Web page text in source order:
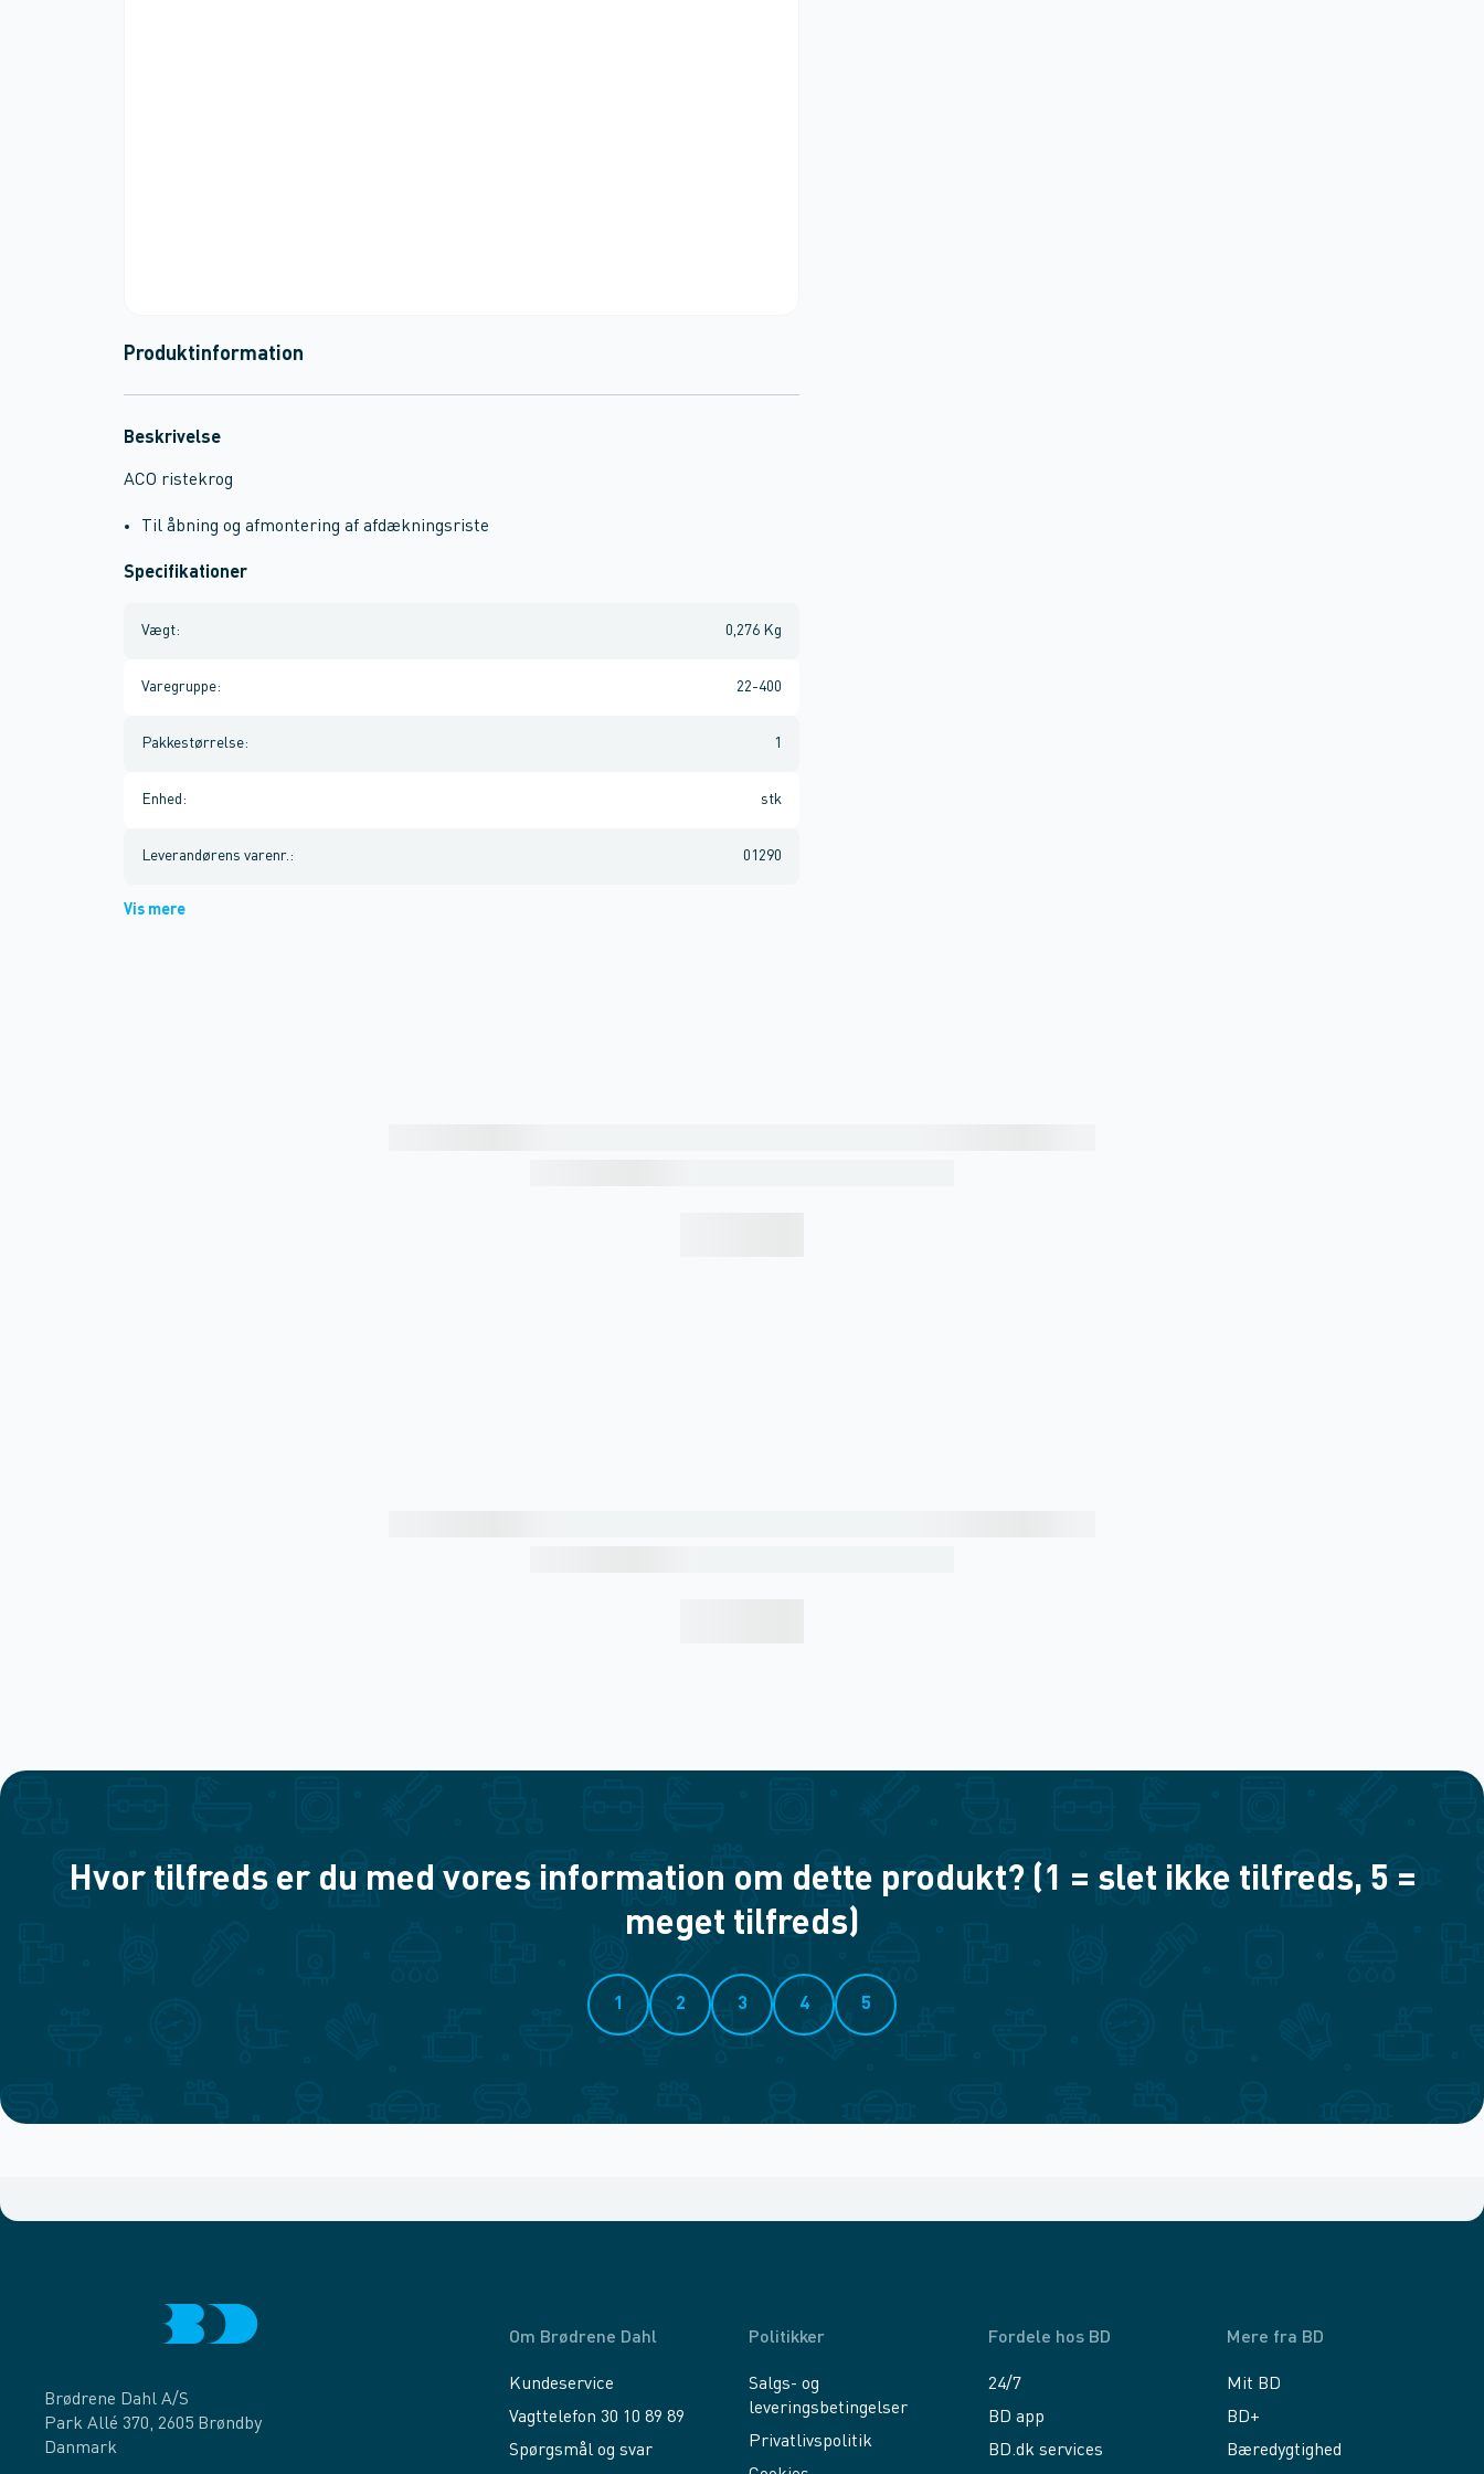
Produktinformation
Beskrivelse
ACO ristekrog
Til åbning og afmontering af afdækningsriste
Specifikationer
Vægt: 0,276 Kg
Varegruppe: 22-400
Pakkestørrelse: 1
Enhed : stk
Leverandørens varenr. : 01290
Vis mere
Hvor tilfreds er du med vores information om dette produkt? (1 = slet ikke tilfreds, 5 =
meget tilfreds)
1 2 3 4 5
Brødrene Dahl A/S
Park Allé 370, 2605 Brøndby
Danmark
Om Brødrene Dahl
Kundeservice
Vagttelefon 30 10 89 89
Spørgsmål og svar
Politikker
Salgs- og
leveringsbetingelser
Privatlivspolitik
Fordele hos BD
24/7
BD app
BD.dk services
Mere fra BD
Mit BD
BD+
Bæredygtighed